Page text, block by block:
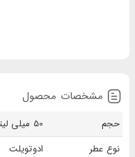
مشخصات محصول
حجم
50 میلی لیتر
نوع عطر
ادوتویلت